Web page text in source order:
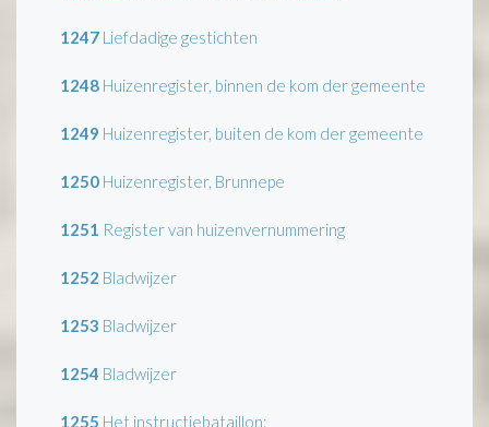
1247 Liefdadige gestichten
1248 Huizenregister, binnen de kom der gemeente
1249 Huizenregister, buiten de kom der gemeente
1250 Huizenregister, Brunnepe
1251 Register van huizenvernummering
1252 Bladwijzer
1253 Bladwijzer
1254 Bladwijzer
1255 Het instructiebataillon: